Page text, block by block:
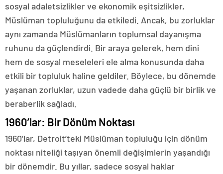
sosyal adaletsizlikler ve ekonomik eşitsizlikler,
Müslüman topluluğunu da etkiledi. Ancak, bu zorluklar
aynı zamanda Müslümanların toplumsal dayanışma
ruhunu da güçlendirdi. Bir araya gelerek, hem dini
hem de sosyal meseleleri ele alma konusunda daha
etkili bir topluluk haline geldiler. Böylece, bu dönemde
yaşanan zorluklar, uzun vadede daha güçlü bir birlik ve
beraberlik sağladı.
1960’lar: Bir Dönüm Noktası
1960’lar, Detroit’teki Müslüman topluluğu için dönüm
noktası niteliği taşıyan önemli değişimlerin yaşandığı
bir dönemdir. Bu yıllar, sadece sosyal haklar